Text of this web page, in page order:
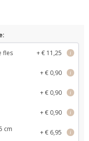
fles + € 11,25 i
+ € 0,90 i
+ € 0,90 i
+ € 0,90 i
cm
+ € 6,95 i